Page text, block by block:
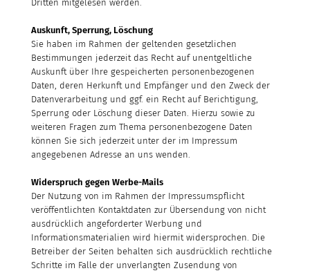
Dritten mitgelesen werden.
Auskunft, Sperrung, Löschung
Sie haben im Rahmen der geltenden gesetzlichen
Bestimmungen jederzeit das Recht auf unentgeltliche
Auskunft über Ihre gespeicherten personenbezogenen
Daten, deren Herkunft und Empfänger und den Zweck der
Datenverarbeitung und ggf. ein Recht auf Berichtigung,
Sperrung oder Löschung dieser Daten. Hierzu sowie zu
weiteren Fragen zum Thema personenbezogene Daten
können Sie sich jederzeit unter der im Impressum
angegebenen Adresse an uns wenden.
Widerspruch gegen Werbe-Mails
Der Nutzung von im Rahmen der Impressumspflicht
veröffentlichten Kontaktdaten zur Übersendung von nicht
ausdrücklich angeforderter Werbung und
Informationsmaterialien wird hiermit widersprochen. Die
Betreiber der Seiten behalten sich ausdrücklich rechtliche
Schritte im Falle der unverlangten Zusendung von